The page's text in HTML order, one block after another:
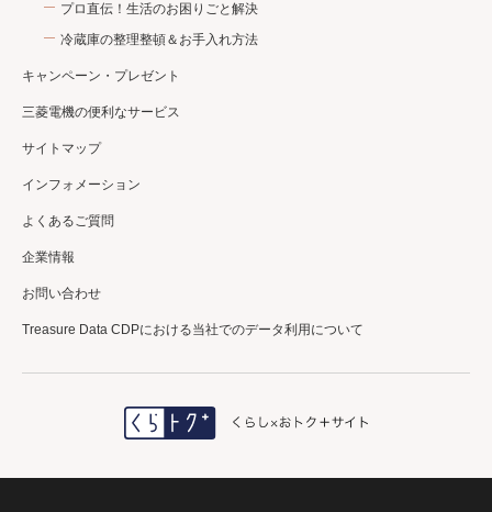
プロ直伝！生活のお困りごと解決
冷蔵庫の整理整頓＆お手入れ方法
キャンペーン・プレゼント
三菱電機の便利なサービス
サイトマップ
インフォメーション
よくあるご質問
企業情報
お問い合わせ
Treasure Data CDPにおける当社でのデータ利用について